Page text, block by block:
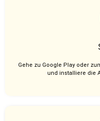
Gehe zu Google Play oder
und installiere die